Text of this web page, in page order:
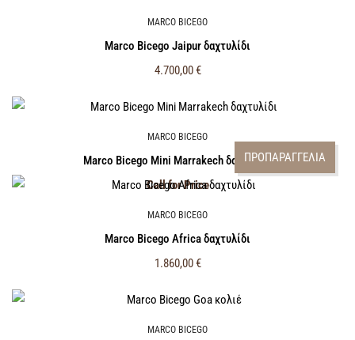
MARCO BICEGO
Marco Bicego Jaipur δαχτυλίδι
4.700,00€
ΠΡΟΠΑΡΑΓΓΕΛΙΑ
MARCO BICEGO
Marco Bicego Mini Marrakech δαχτυλίδι
Call for Price
MARCO BICEGO
Marco Bicego Africa δαχτυλίδι
1.860,00€
MARCO BICEGO